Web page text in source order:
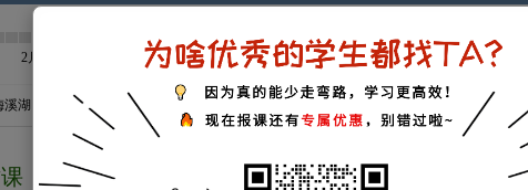
2月 4月 5月 6月 7月
溪湖
：疫情“教”会我们——写给七年级的同学